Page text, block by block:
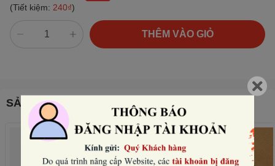
(Tiết kiệm: 240₫)
THÊM VÀO GIỎ
SẢN PHẨM THƯỜNG MUA CÙNG